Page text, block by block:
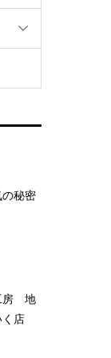
秘密
房 地
店